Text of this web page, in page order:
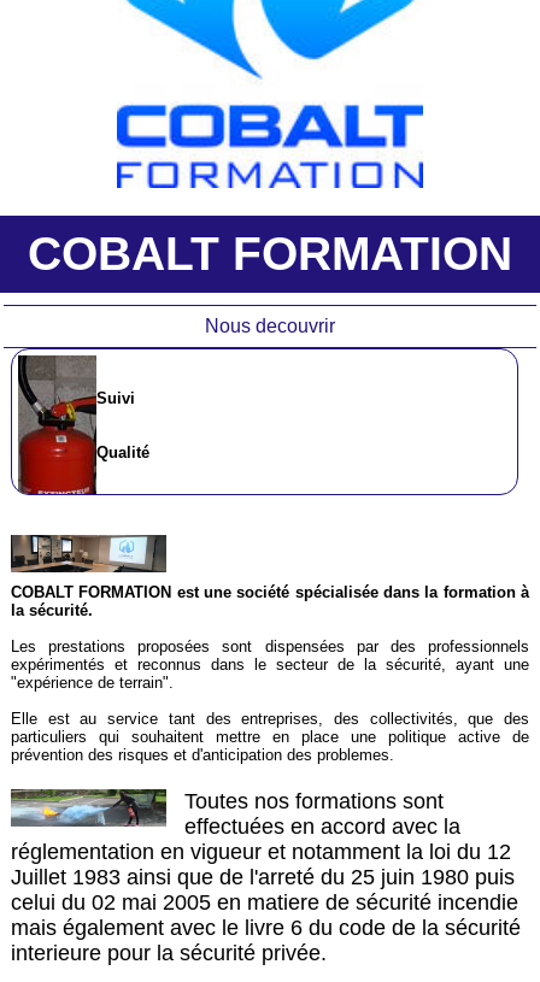
COBALT FORMATION
Nous decouvrir
Suivi
Qualité
Adaptabilité
COBALT FORMATION est une société spécialisée dans la formation à
la sécurité.
Les prestations proposées sont dispensées par des professionnels
expérimentés et reconnus dans le secteur de la sécurité, ayant une
"expérience de terrain".
Elle est au service tant des entreprises, des collectivités, que des
particuliers qui souhaitent mettre en place une politique active de
prévention des risques et d'anticipation des problemes.
Toutes nos formations sont
effectuées en accord avec la
réglementation en vigueur et notamment la loi du 12
Juillet 1983 ainsi que de l'arreté du 25 juin 1980 puis
celui du 02 mai 2005 en matiere de sécurité incendie
mais également avec le livre 6 du code de la sécurité
interieure pour la sécurité privée.